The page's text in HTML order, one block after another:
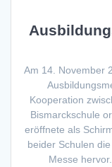
Am 14. November
Kooperation
Bismarckschule
eröffnete als
beider Schulen
Messe